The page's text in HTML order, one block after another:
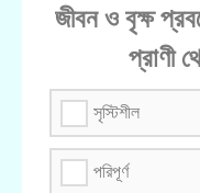
জীবন ও বৃক্ষ
প্রাণী
সৃস্টিশীল
পরিপূর্ণ